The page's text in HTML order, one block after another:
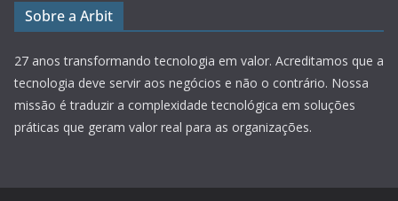
Sobre a Arbit
27 anos transformando tecnologia em valor. Acreditamos que a
tecnologia deve servir aos negócios e não o contrário. Nossa
missão é traduzir a complexidade tecnológica em soluções
práticas que geram valor real para as organizações.